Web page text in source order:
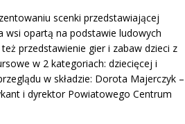
scenki przedstawiającej
wsi opartą na podstawie ludowych
przedstawienie gier i zabaw dzieci z
w 2 kategoriach: dziecięcej i
w składzie: Dorota Majerczyk –
i dyrektor Powiatowego Centrum